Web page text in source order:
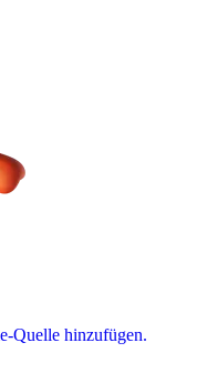
Quelle hinzufügen.